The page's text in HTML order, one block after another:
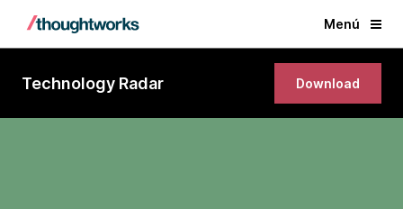
Menú
Technology Radar Download